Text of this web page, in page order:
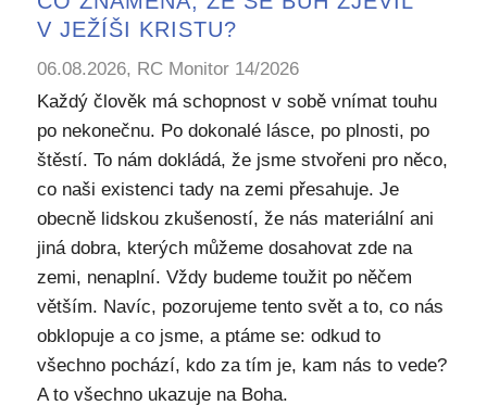
V JEŽÍŠI KRISTU?
06.08.2026, RC Monitor 14/2026
Každý člověk má schopnost v sobě vnímat touhu
po nekonečnu. Po dokonalé lásce, po plnosti, po
štěstí. To nám dokládá, že jsme stvořeni pro něco,
co naši existenci tady na zemi přesahuje. Je
obecně lidskou zkušeností, že nás materiální ani
jiná dobra, kterých můžeme dosahovat zde na
zemi, nenaplní. Vždy budeme toužit po něčem
větším. Navíc, pozorujeme tento svět a to, co nás
obklopuje a co jsme, a ptáme se: odkud to
všechno pochází, kdo za tím je, kam nás to vede?
A to všechno ukazuje na Boha.